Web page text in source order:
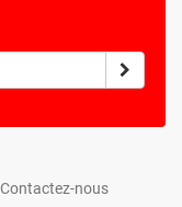
Contactez-nous